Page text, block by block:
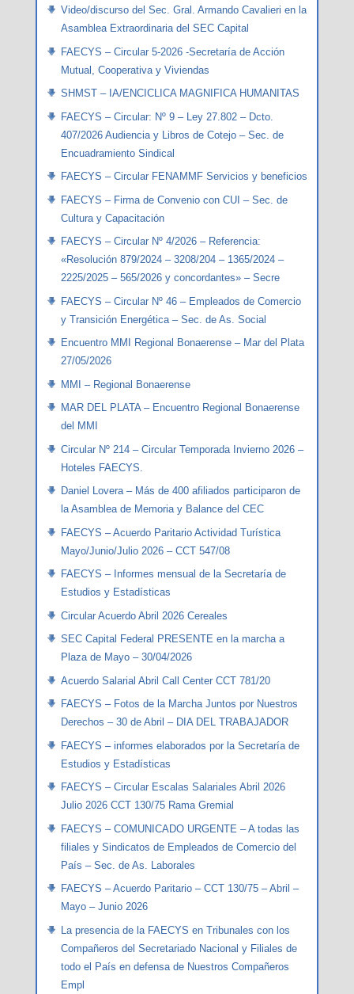
Video/discurso del Sec. Gral. Armando Cavalieri en la
Asamblea Extraordinaria del SEC Capital
FAECYS – Circular 5-2026 -Secretaría de Acción
Mutual, Cooperativa y Viviendas
SHMST – IA/ENCICLICA MAGNIFICA HUMANITAS
FAECYS – Circular: Nº 9 – Ley 27.802 – Dcto.
407/2026 Audiencia y Libros de Cotejo – Sec. de
Encuadramiento Sindical
FAECYS – Circular FENAMMF Servicios y beneficios
FAECYS – Firma de Convenio con CUI – Sec. de
Cultura y Capacitación
FAECYS – Circular Nº 4/2026 – Referencia:
«Resolución 879/2024 – 3208/204 – 1365/2024 –
2225/2025 – 565/2026 y concordantes» – Secre
FAECYS – Circular Nº 46 – Empleados de Comercio
y Transición Energética – Sec. de As. Social
Encuentro MMI Regional Bonaerense – Mar del Plata
27/05/2026
MMI – Regional Bonaerense
MAR DEL PLATA – Encuentro Regional Bonaerense
del MMI
Circular Nº 214 – Circular Temporada Invierno 2026 –
Hoteles FAECYS.
Daniel Lovera – Más de 400 afiliados participaron de
la Asamblea de Memoria y Balance del CEC
FAECYS – Acuerdo Paritario Actividad Turística
Mayo/Junio/Julio 2026 – CCT 547/08
FAECYS – Informes mensual de la Secretaría de
Estudios y Estadísticas
Circular Acuerdo Abril 2026 Cereales
SEC Capital Federal PRESENTE en la marcha a
Plaza de Mayo – 30/04/2026
Acuerdo Salarial Abril Call Center CCT 781/20
FAECYS – Fotos de la Marcha Juntos por Nuestros
Derechos – 30 de Abril – DIA DEL TRABAJADOR
FAECYS – informes elaborados por la Secretaría de
Estudios y Estadísticas
FAECYS – Circular Escalas Salariales Abril 2026
Julio 2026 CCT 130/75 Rama Gremial
FAECYS – COMUNICADO URGENTE – A todas las
filiales y Sindicatos de Empleados de Comercio del
País – Sec. de As. Laborales
FAECYS – Acuerdo Paritario – CCT 130/75 – Abril –
Mayo – Junio 2026
La presencia de la FAECYS en Tribunales con los
Compañeros del Secretariado Nacional y Filiales de
todo el País en defensa de Nuestros Compañeros
Empl